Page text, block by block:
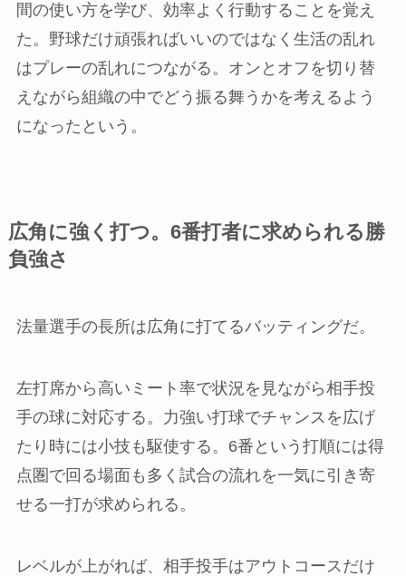
間の使い方を学び、効率よく行動することを覚え
た。野球だけ頑張ればいいのではなく生活の乱れ
はプレーの乱れにつながる。オンとオフを切り替
えながら組織の中でどう振る舞うかを考えるよう
になったという。
広角に強く打つ。6番打者に求められる勝
負強さ
法量選手の長所は広角に打てるバッティングだ。
左打席から高いミート率で状況を見ながら相手投
手の球に対応する。力強い打球でチャンスを広げ
たり時には小技も駆使する。6番という打順には得
点圏で回る場面も多く試合の流れを一気に引き寄
せる一打が求められる。
レベルが上がれば、相手投手はアウトコースだけ